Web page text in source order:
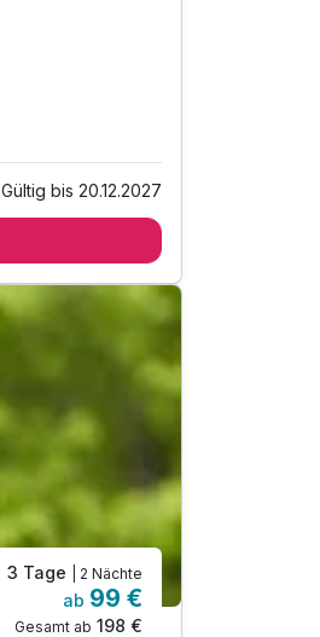
Gültig bis 20.12.2027
3 Tage | 2 Nächte
ab 99 €
Gesamt ab 198 €